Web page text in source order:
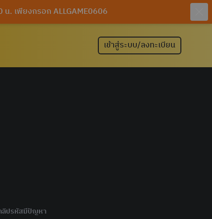
น. เพียงกรอก ALLGAME0606
เข้าสู่ระบบ/ลงทะเบียน
ลิปรหัสมีปัญหา